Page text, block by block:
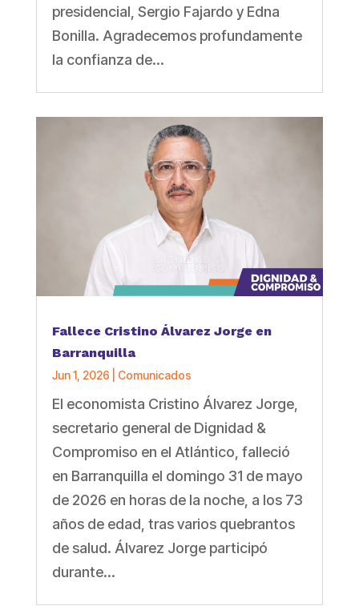
presidencial, Sergio Fajardo y Edna
Bonilla. Agradecemos profundamente
la confianza de...
Fallece Cristino Álvarez Jorge en
Barranquilla
Jun 1, 2026 Comunicados
El economista Cristino Álvarez Jorge,
secretario general de Dignidad &
Compromiso en el Atlántico, falleció
en Barranquilla el domingo 31 de mayo
de 2026 en horas de la noche, a los 73
años de edad, tras varios quebrantos
de salud. Álvarez Jorge participó
durante...